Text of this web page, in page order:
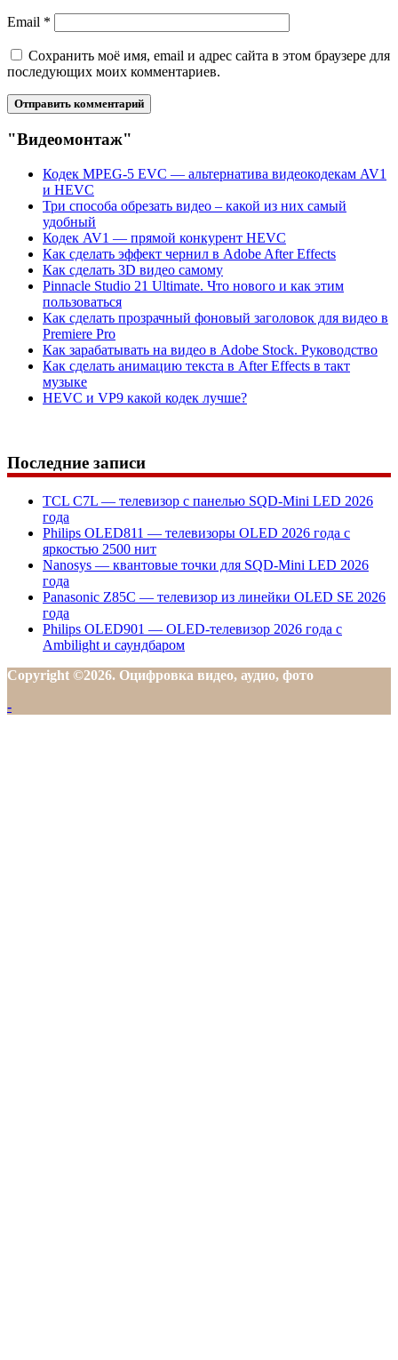
Email *
Сохранить моё имя, email и адрес сайта в этом браузере для
последующих моих комментариев.
"Видеомонтаж"
Кодек MPEG-5 EVC — альтернатива видеокодекам AV1
и HEVC
Три способа обрезать видео – какой из них самый
удобный
Кодек AV1 — прямой конкурент HEVC
Как сделать эффект чернил в Adobe After Effects
Как сделать 3D видео самому
Pinnacle Studio 21 Ultimate. Что нового и как этим
пользоваться
Как сделать прозрачный фоновый заголовок для видео в
Premiere Pro
Как зарабатывать на видео в Adobe Stock. Руководство
Как сделать анимацию текста в After Effects в такт
музыке
HEVC и VP9 какой кодек лучше?
Последние записи
TCL C7L — телевизор с панелью SQD-Mini LED 2026
года
Philips OLED811 — телевизоры OLED 2026 года с
яркостью 2500 нит
Nanosys — квантовые точки для SQD-Mini LED 2026
года
Panasonic Z85C — телевизор из линейки OLED SE 2026
года
Philips OLED901 — OLED-телевизор 2026 года с
Ambilight и саундбаром
Copyright ©2026. Оцифровка видео, аудио, фото
-